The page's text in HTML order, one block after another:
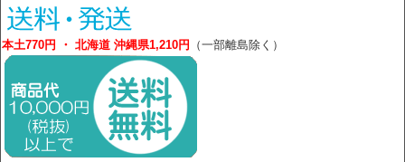
本土770円 ・ 北海道 沖縄県1,210円 （一部離島除く）